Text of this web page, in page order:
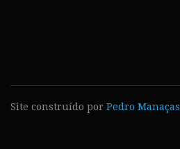
Site construído por Pedro Manaças